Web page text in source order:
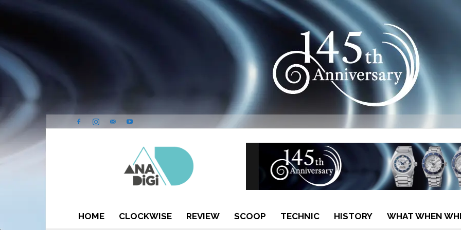
HOME CLOCKWISE REVIEW SCOOP TECHNIC HISTORY WHAT WHEN